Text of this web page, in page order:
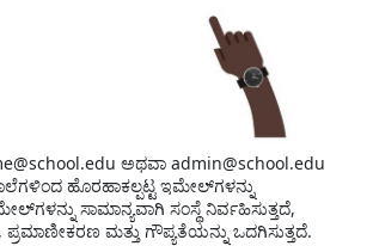
ಅಥವಾ admin@school.edu
ಹೊರಹಾಕಲ್ಪಟ್ಟ ಇಮೇಲ್‌ಗಳನ್ನು
ಸಾಮಾನ್ಯವಾಗಿ ಸಂಸ್ಥೆ ನಿರ್ವಹಿಸುತ್ತದೆ,
ಮತ್ತು ಗೌಪ್ಯತೆಯನ್ನು ಒದಗಿಸುತ್ತದೆ.